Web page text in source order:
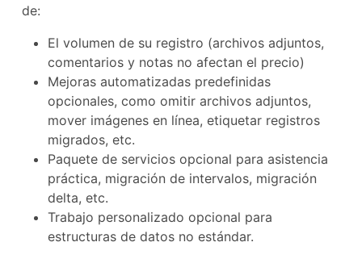
de:
El volumen de su registro (archivos adjuntos,
comentarios y notas no afectan el precio)
Mejoras automatizadas predefinidas
opcionales, como omitir archivos adjuntos,
mover imágenes en línea, etiquetar registros
migrados, etc.
Paquete de servicios opcional para asistencia
práctica, migración de intervalos, migración
delta, etc.
Trabajo personalizado opcional para
estructuras de datos no estándar.